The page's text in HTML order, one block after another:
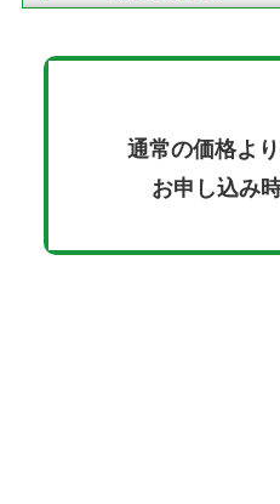
通常の価格よ
お申し込み